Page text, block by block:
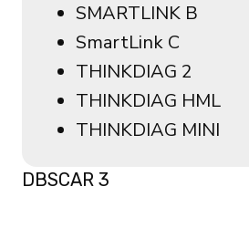
SMARTLINK B
SmartLink C
THINKDIAG 2
THINKDIAG HML
THINKDIAG MINI
DBSCAR 3